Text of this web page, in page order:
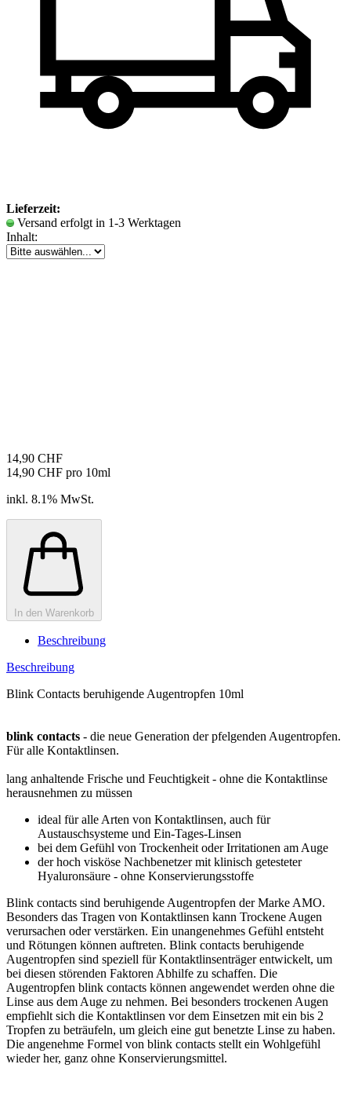
Lieferzeit:
Versand erfolgt in 1-3 Werktagen
Inhalt:
14,90 CHF
14,90 CHF pro 10ml
inkl. 8.1% MwSt.
In den Warenkorb
Beschreibung
Beschreibung
Blink Contacts beruhigende Augentropfen 10ml
blink contacts - die neue Generation der pfelgenden Augentropfen.
Für alle Kontaktlinsen.
lang anhaltende Frische und Feuchtigkeit - ohne die Kontaktlinse
herausnehmen zu müssen
ideal für alle Arten von Kontaktlinsen, auch für
Austauschsysteme und Ein-Tages-Linsen
bei dem Gefühl von Trockenheit oder Irritationen am Auge
der hoch visköse Nachbenetzer mit klinisch getesteter
Hyaluronsäure - ohne Konservierungsstoffe
Blink contacts sind beruhigende Augentropfen der Marke AMO.
Besonders das Tragen von Kontaktlinsen kann Trockene Augen
verursachen oder verstärken. Ein unangenehmes Gefühl entsteht
und Rötungen können auftreten. Blink contacts beruhigende
Augentropfen sind speziell für Kontaktlinsenträger entwickelt, um
bei diesen störenden Faktoren Abhilfe zu schaffen. Die
Augentropfen blink contacts können angewendet werden ohne die
Linse aus dem Auge zu nehmen. Bei besonders trockenen Augen
empfiehlt sich die Kontaktlinsen vor dem Einsetzen mit ein bis 2
Tropfen zu beträufeln, um gleich eine gut benetzte Linse zu haben.
Die angenehme Formel von blink contacts stellt ein Wohlgefühl
wieder her, ganz ohne Konservierungsmittel.